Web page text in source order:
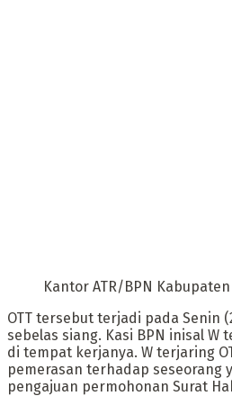
Kantor ATR/BPN
OTT tersebut terjadi pada Senin
sebelas siang. Kasi BPN inisal W
di tempat kerjanya. W terjaring
pemerasan terhadap seseorang
pengajuan permohonan Surat